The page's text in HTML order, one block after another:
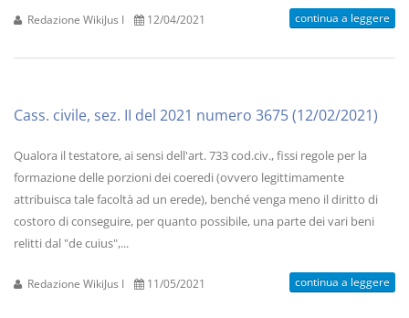
Redazione WikiJus I 12/04/2021 continua a leggere
Cass. civile, sez. II del 2021 numero 3675 (12/02/2021)
Qualora il testatore, ai sensi dell'art. 733 cod.civ., fissi regole per la
formazione delle porzioni dei coeredi (ovvero legittimamente
attribuisca tale facoltà ad un erede), benché venga meno il diritto di
costoro di conseguire, per quanto possibile, una parte dei vari beni
relitti dal "de cuius",...
Redazione WikiJus I 11/05/2021 continua a leggere